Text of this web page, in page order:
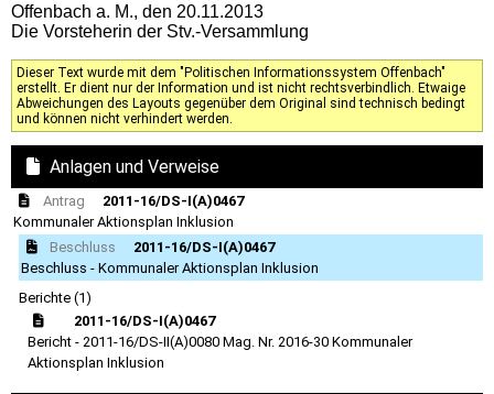
Offenbach a. M., den 20.11.2013
Die Vorsteherin der Stv.-Versammlung
Dieser Text wurde mit dem "Politischen Informationssystem Offenbach"
erstellt. Er dient nur der Information und ist nicht rechtsverbindlich. Etwaige
Abweichungen des Layouts gegenüber dem Original sind technisch bedingt
und können nicht verhindert werden.
Anlagen und Verweise
Antrag
2011-16/DS-I(A)0467
Kommunaler Aktionsplan Inklusion
Beschluss
2011-16/DS-I(A)0467
Beschluss - Kommunaler Aktionsplan Inklusion
Berichte (1)
2011-16/DS-I(A)0467
Bericht - 2011-16/DS-II(A)0080 Mag. Nr. 2016-30 Kommunaler
Aktionsplan Inklusion